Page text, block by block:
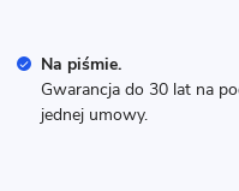
Kamionki -
użytkowym
Na piśmie.
Gwarancja do 30 lat na
jednej umowy.